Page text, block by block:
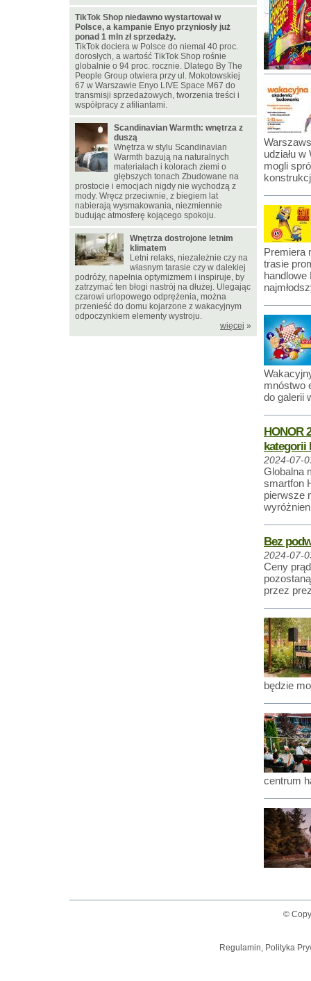
udziału
mogli
Premiera
trasie
handlowe
mnóstwo
do galerii
HONOR
kategorii
2024-07-
Globalna
smartfon
pierwsze
Bez
2024-07-
Ceny
przez
będzie
centrum
TikTok Shop niedawno wystartował w
Polsce, a kampanie Enyo przyniosły już
ponad 1 mln zł sprzedaży.
TikTok dociera w Polsce do niemal 40 proc.
dorosłych, a wartość TikTok Shop rośnie
globalnie o 94 proc. rocznie. Dlatego By The
People Group otwiera przy ul. Mokotowskiej
67 w Warszawie Enyo LIVE Space M67 do
transmisji sprzedażowych, tworzenia treści i
współpracy z afiliantami.
Scandinavian Warmth: wnętrza z
duszą
Wnętrza w stylu Scandinavian
Warmth bazują na naturalnych
materiałach i kolorach ziemi o
głębszych tonach Zbudowane na
prostocie i emocjach nigdy nie wychodzą z
mody. Wręcz przeciwnie, z biegiem lat
nabierają wysmakowania, niezmiennie
budując atmosferę kojącego spokoju.
Wnętrza dostrojone letnim
klimatem
Letni relaks, niezależnie czy na
własnym tarasie czy w dalekiej
podróży, napełnia optymizmem i inspiruje, by
zatrzymać ten błogi nastrój na dłużej. Ulegając
czarowi urlopowego odprężenia, można
przenieść do domu kojarzone z wakacyjnym
odpoczynkiem elementy wystroju.
więcej »
©
Regulamin, Polityka